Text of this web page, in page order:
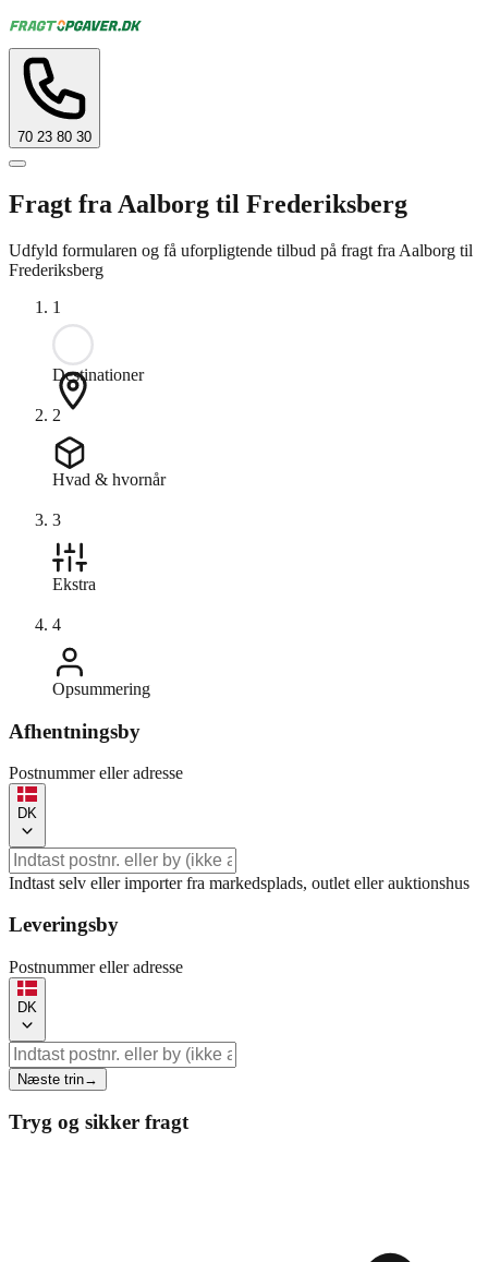
70 23 80 30
Fragt fra Aalborg til Frederiksberg
Udfyld formularen og få uforpligtende tilbud på fragt fra Aalborg til
Frederiksberg
1
Destinationer
2
Hvad & hvornår
3
Ekstra
4
Opsummering
Afhentningsby
Postnummer eller adresse
DK
Indtast selv eller importer fra markedsplads, outlet eller auktionshus
Leveringsby
Postnummer eller adresse
DK
Næste trin→
Tryg og sikker fragt